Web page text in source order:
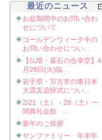
最近のニュース
お盆期間中のお問い合わ
せについて
ゴールデンウィーク中の
お問い合わせについ...
【仏壇・墓石の合掌堂】4
月28日(火)臨...
岩手県・宮古市の東日本
大震災追悼式につい...
2/21（土）・28（土）一
関典礼会館 ...
新年のご挨拶
サンファミリー 年末年